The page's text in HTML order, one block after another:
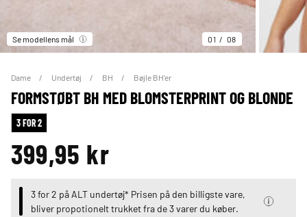
Se modellens mål 01 08
Dame Undertøj BH Bøjle BH'er
FORMSTØBT BH MED BLOMSTERPRINT OG BLONDE
3 FOR 2
399,95 kr
3 for 2 på ALT undertøj* Prisen på den billigste vare,
bliver propotionelt trukket fra de 3 varer du køber.